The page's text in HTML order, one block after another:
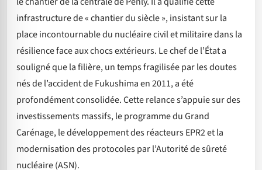
infrastructure de « chantier du siècle », insistant sur la
place incontournable du nucléaire civil et militaire dans la
résilience face aux chocs extérieurs. Le chef de l’État a
souligné que la filière, un temps fragilisée par les doutes
nés de l’accident de Fukushima en 2011, a été
profondément consolidée. Cette relance s’appuie sur des
investissements massifs, le programme du Grand
Carénage, le développement des réacteurs EPR2 et la
modernisation des protocoles par l’Autorité de sûreté
nucléaire (ASN).